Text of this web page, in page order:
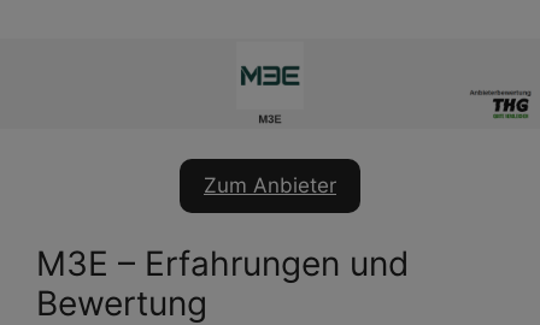
Zum Anbieter
M3E – Erfahrungen und
Bewertung